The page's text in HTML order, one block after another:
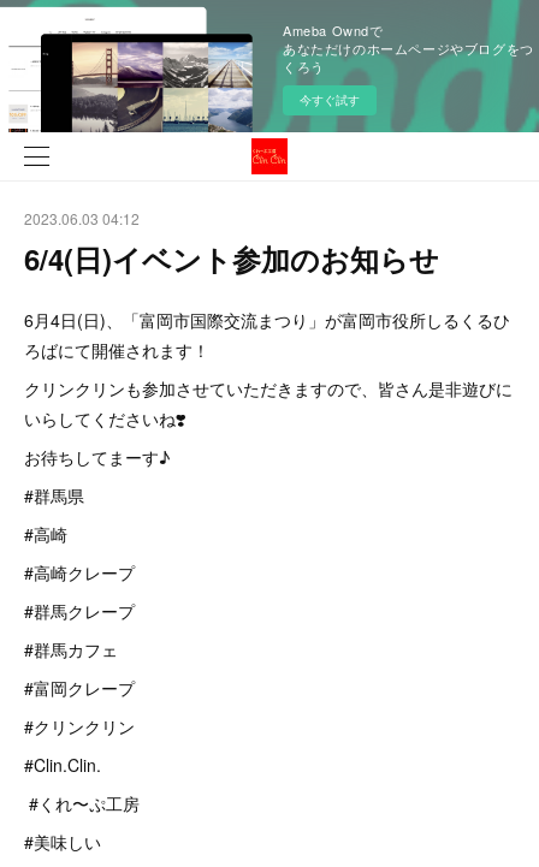
Ameba Owndで
あなただけのホームページやブログをつ
くろう
今すぐ試す
2023.06.03 04:12
6/4(日)イベント参加のお知らせ
6月4日(日)、「富岡市国際交流まつり」が富岡市役所しるくるひ
ろばにて開催されます！
クリンクリンも参加させていただきますので、皆さん是非遊びに
いらしてくださいね❣️
お待ちしてまーす♪
#群馬県
#高崎
#高崎クレープ
#群馬クレープ
#群馬カフェ
#富岡クレープ
#クリンクリン
#Clin.Clin.
#くれ〜ぷ工房
#美味しい